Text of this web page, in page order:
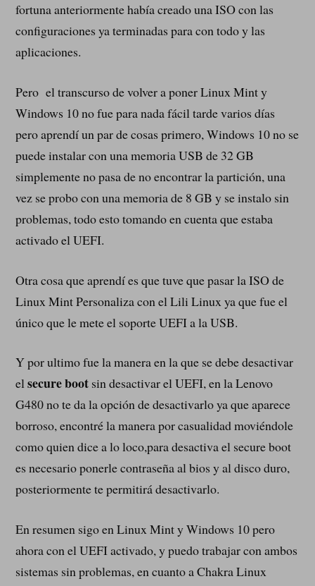
fortuna anteriormente había creado una ISO con las
configuraciones ya terminadas para con todo y las
aplicaciones.
Pero el transcurso de volver a poner Linux Mint y
Windows 10 no fue para nada fácil tarde varios días
pero aprendí un par de cosas primero, Windows 10 no se
puede instalar con una memoria USB de 32 GB
simplemente no pasa de no encontrar la partición, una
vez se probo con una memoria de 8 GB y se instalo sin
problemas, todo esto tomando en cuenta que estaba
activado el UEFI.
Otra cosa que aprendí es que tuve que pasar la ISO de
Linux Mint Personaliza con el Lili Linux ya que fue el
único que le mete el soporte UEFI a la USB.
Y por ultimo fue la manera en la que se debe desactivar
elsecure boot sin desactivar el UEFI, en la Lenovo
G480 no te da la opción de desactivarlo ya que aparece
borroso, encontré la manera por casualidad moviéndole
como quien dice a lo loco,para desactiva el secure boot
es necesario ponerle contraseña al bios y al disco duro,
posteriormente te permitirá desactivarlo.
En resumen sigo en Linux Mint y Windows 10 pero
ahora con el UEFI activado, y puedo trabajar con ambos
sistemas sin problemas, en cuanto a Chakra Linux